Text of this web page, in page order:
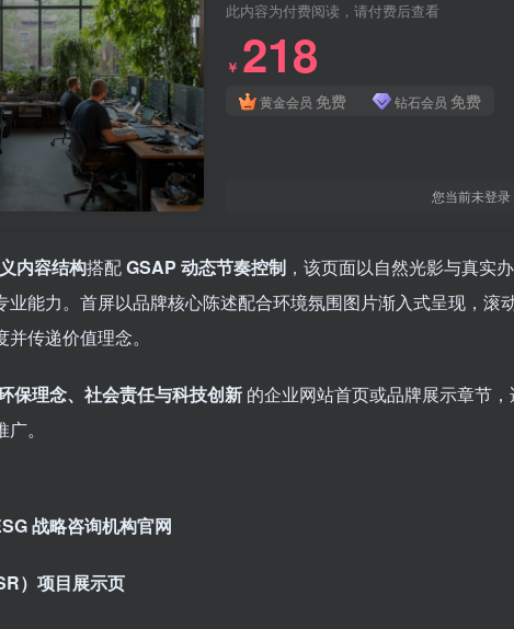
此内容为付费阅读，请付费后查看
￥ 218
黄金会员 免费 钻石会员 免费
您当前未登
内容结构搭配GSAP 动态节奏控制 ，该页面以自然光影与真实
业能力。首屏以品牌核心陈述配合环境氛围图片渐入式呈现，滚
传递价值理念。
保理念、社会责任与科技创新 的企业网站首页或品牌展示章节
。
战略咨询机构官网
）项目展示页